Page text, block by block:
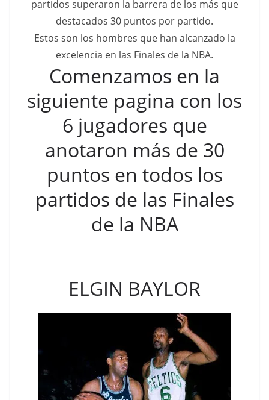
partidos superaron la barrera de los más que
destacados 30 puntos por partido.
Estos son los hombres que han alcanzado la
excelencia en las Finales de la NBA.
Comenzamos en la
siguiente pagina con los
6 jugadores que
anotaron más de 30
puntos en todos los
partidos de las Finales
de la NBA
ELGIN BAYLOR